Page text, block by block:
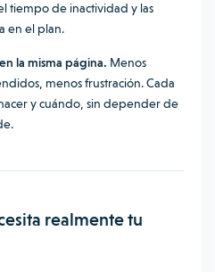
tiempo de inactividad y las
en el plan.
la misma página. Menos
menos frustración. Cada
y cuándo, sin depender de
realmente tu